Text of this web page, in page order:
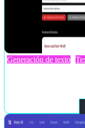
Generación de texto